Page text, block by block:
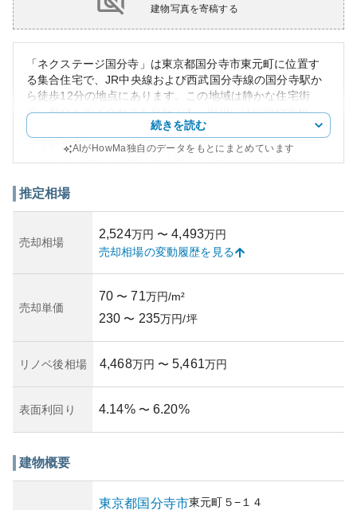
建物写真を寄稿する
「ネクステージ国分寺」は東京都国分寺市東元町に位置す
る集合住宅で、JR中央線および西武国分寺線の国分寺駅か
ら徒歩12分の地点にあります。この地域は静かな住宅街
で、都心へのアクセスも良好です。周辺には公園や学校、
スーパーマーケットが点在しており、生活環境は非常に整
っています。
ルを有しており、近隣環境に馴染んでいます。所有リスク
要です。
資産性は高く、この地域での物件としては比較的強固な市
場価値を持っています。ただし、管理状況の確認が必要
とで、物件価値を維持しやすくなります。
続きを読む
AIがHowMa独自のデータをもとにまとめています
推定相場
売却相場
2,524万円 〜 4,493万円
売却相場の変動履歴を見る
売却単価
70 〜 71万円/m²
230 〜 235万円/坪
リノベ後相場 4,468万円 〜 5,461万円
表面利回り 4.14% 〜 6.20%
建物概要
東京都国分寺市東元町 ５−１４